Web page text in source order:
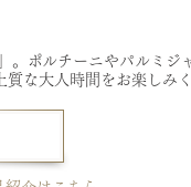
ポルチーニやパルミジ
な大人時間をお楽しみく